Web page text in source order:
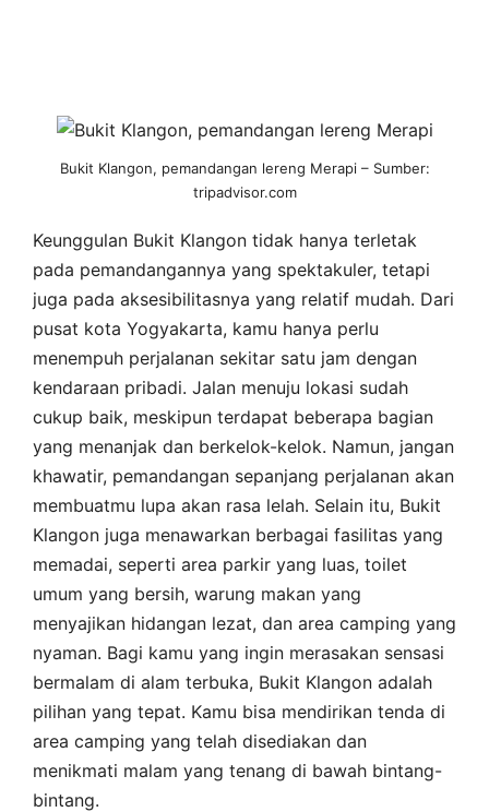
Bukit Klangon, pemandangan lereng Merapi – Sumber:
tripadvisor.com
Keunggulan Bukit Klangon tidak hanya terletak
pada pemandangannya yang spektakuler, tetapi
juga pada aksesibilitasnya yang relatif mudah. Dari
pusat kota Yogyakarta, kamu hanya perlu
menempuh perjalanan sekitar satu jam dengan
kendaraan pribadi. Jalan menuju lokasi sudah
cukup baik, meskipun terdapat beberapa bagian
yang menanjak dan berkelok-kelok. Namun, jangan
khawatir, pemandangan sepanjang perjalanan akan
membuatmu lupa akan rasa lelah. Selain itu, Bukit
Klangon juga menawarkan berbagai fasilitas yang
memadai, seperti area parkir yang luas, toilet
umum yang bersih, warung makan yang
menyajikan hidangan lezat, dan area camping yang
nyaman. Bagi kamu yang ingin merasakan sensasi
bermalam di alam terbuka, Bukit Klangon adalah
pilihan yang tepat. Kamu bisa mendirikan tenda di
area camping yang telah disediakan dan
menikmati malam yang tenang di bawah bintang-
bintang.